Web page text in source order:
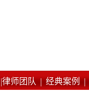
律师团队 |经典案例